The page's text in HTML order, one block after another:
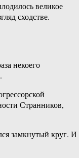
великое
сходстве.
некоего
Странников,
замкнутый круг. И